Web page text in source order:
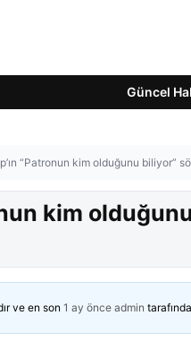
Güncel
“Patronun kim olduğunu biliyor”
kim
ve en son 1 ay önce admin